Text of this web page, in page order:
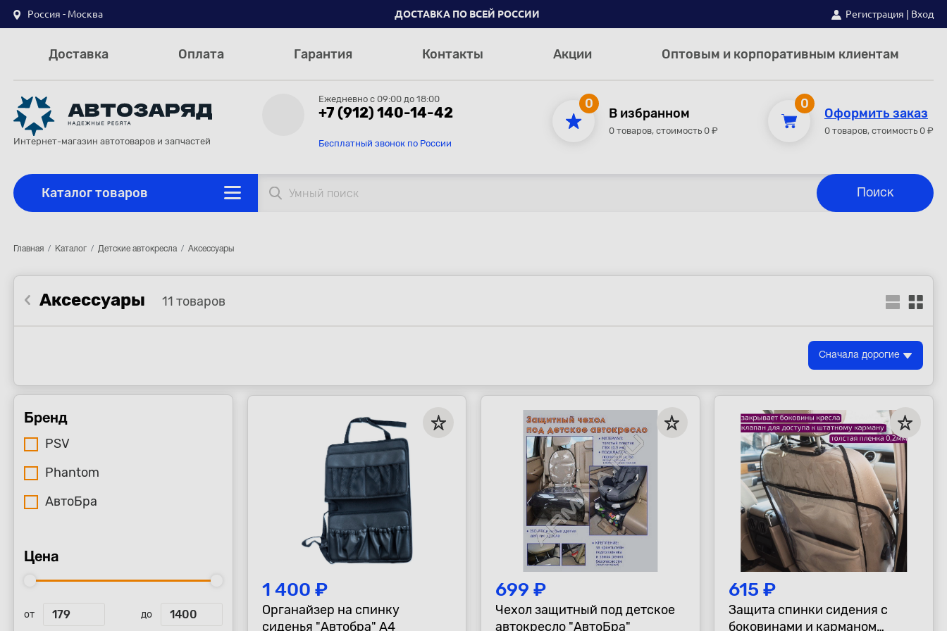
Россия - Москва ДОСТАВКА ПО ВСЕЙ РОССИИ Регистрация Вход
Доставка Оплата Гарантия Контакты Акции Оптовым и корпоративным клиентам
Интернет-магазин автотоваров и запчастей
Ежедневно с 09:00 до 18:00
+7 (912) 140-14-42
Бесплатный звонок по России
0
В избранном
0 товаров, стоимость 0 ₽
0
Оформить заказ
0 товаров, стоимость 0 ₽
Каталог товаров
Главная Каталог Детские автокресла Аксессуары
Аксессуары 11 товаров
Сначала дорогие
Цена
от до
Бренд
PSV
Phantom
АвтоБра
1 400 ₽
Органайзер на спинку
сиденья "Автобра" А4
699 ₽
Чехол защитный под детское
автокресло "АвтоБра"
615 ₽
Защита спинки сидения с
боковинами и карманом